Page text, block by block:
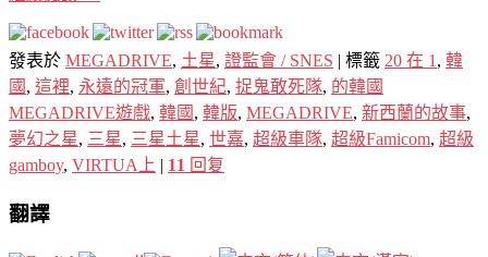
發表於 MEGADRIVE, 土星, 證監會 / SNES | 標籤 20 在 1 , 韓
國 , 這裡, 永遠的冠軍, 創世紀, 捉鬼敢死隊, 的韓國
MEGADRIVE遊戲, 韓國 , 韓版, MEGADRIVE, 新西蘭的故事,
夢幻之星, 三星, 三星土星, 世嘉, 超級車隊, 超級Famicom, 超級
gamboy, VIRTUA上 | 11 回复
翻譯